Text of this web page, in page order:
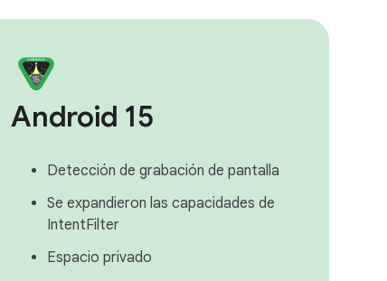
Android 15
Detección de grabación de pantalla
Se expandieron las capacidades de
IntentFilter
Espacio privado